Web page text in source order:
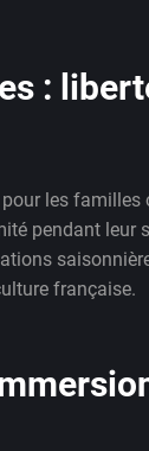
:
les familles
pendant leur
française.